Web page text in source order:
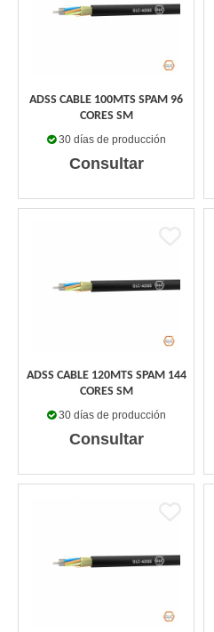
ADSS CABLE 100MTS SPAM 96
CORES SM
30 días de producción
Consultar
ADSS CABLE 120MTS SPAM 144
CORES SM
30 días de producción
Consultar